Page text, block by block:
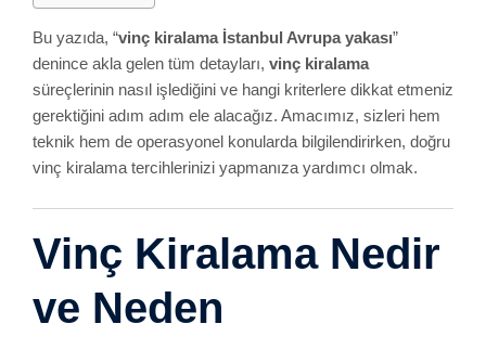
Bu yazıda, “vinç kiralama İstanbul Avrupa yakası”
denince akla gelen tüm detayları, vinç kiralama
süreçlerinin nasıl işlediğini ve hangi kriterlere dikkat etmeniz
gerektiğini adım adım ele alacağız. Amacımız, sizleri hem
teknik hem de operasyonel konularda bilgilendirirken, doğru
vinç kiralama tercihlerinizi yapmanıza yardımcı olmak.
Vinç Kiralama Nedir
ve Neden